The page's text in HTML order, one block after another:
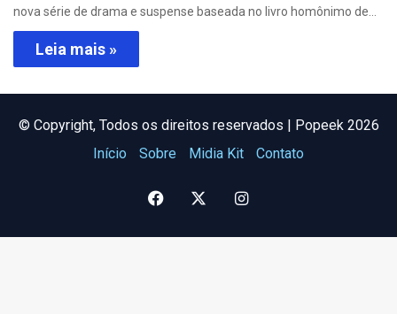
nova série de drama e suspense baseada no livro homônimo de…
Leia mais »
©️ Copyright, Todos os direitos reservados | Popeek 2026
Início
Sobre Midia Kit Contato
Facebook Instagram